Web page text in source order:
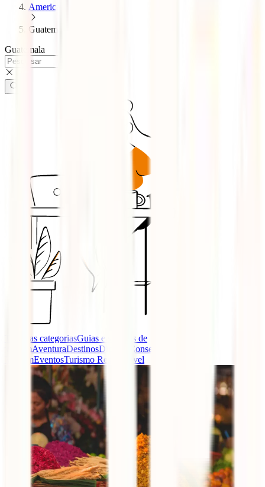
America
Guatemala
Guatemala
Todas as categoriasGuias e seguros de
viagemAventuraDestinosDicas e Conselhos de
ViagemEventosTurismo Responsável